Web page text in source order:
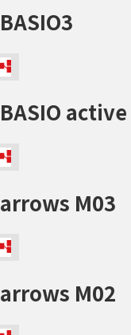
BASIO3
BASIO active
arrows M03
arrows M02